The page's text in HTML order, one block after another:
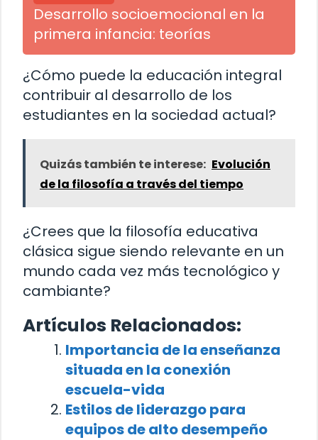
Desarrollo socioemocional en la
primera infancia: teorías
¿Cómo puede la educación integral
contribuir al desarrollo de los
estudiantes en la sociedad actual?
Quizás también te interese: Evolución
de la filosofía a través del tiempo
¿Crees que la filosofía educativa
clásica sigue siendo relevante en un
mundo cada vez más tecnológico y
cambiante?
Artículos Relacionados:
Importancia de la enseñanza
situada en la conexión
escuela-vida
Estilos de liderazgo para
equipos de alto desempeño